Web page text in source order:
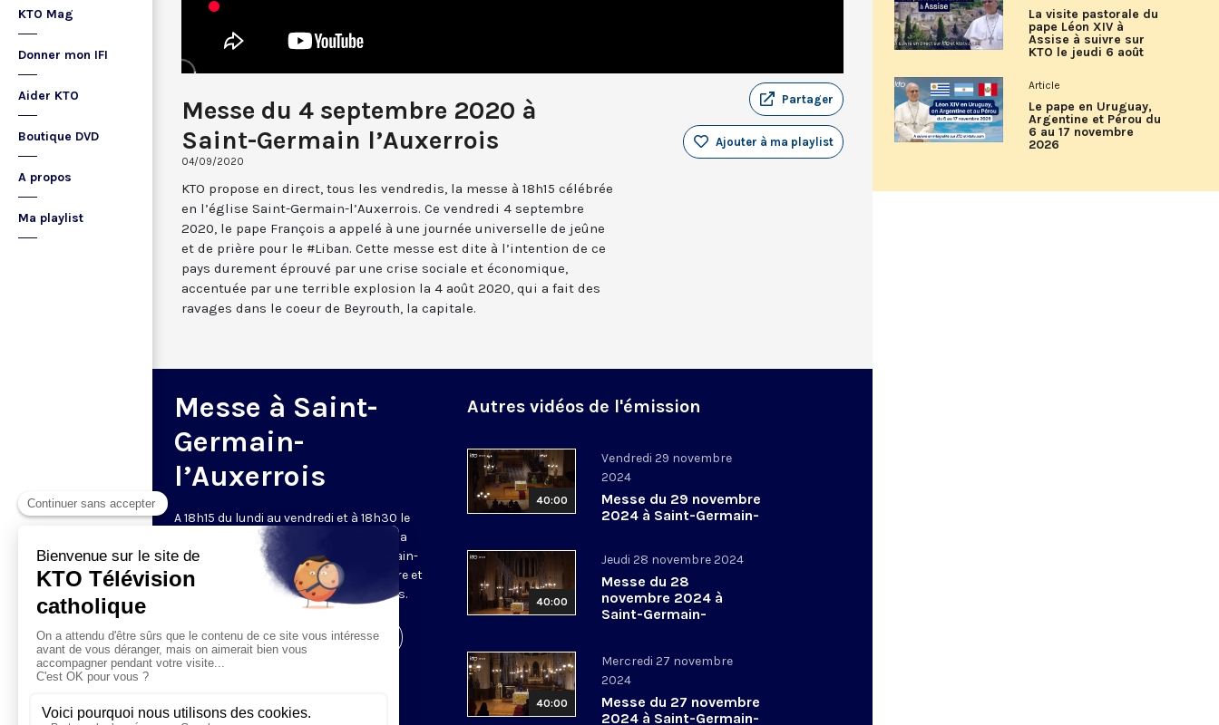
KTO Mag
Donner mon IFI
Aider KTO
Boutique DVD
A propos
Ma playlist
Messe du 4 septembre 2020 à
Saint-Germain l’Auxerrois
04/09/2020
Partager
Ajouter à ma playlist
KTO propose en direct, tous les vendredis, la messe à 18h15 célébrée
en l’église Saint-Germain-l’Auxerrois. Ce vendredi 4 septembre
2020, le pape François a appelé à une journée universelle de jeûne
et de prière pour le #Liban. Cette messe est dite à l’intention de ce
pays durement éprouvé par une crise sociale et économique,
accentuée par une terrible explosion la 4 août 2020, qui a fait des
ravages dans le coeur de Beyrouth, la capitale.
Messe à Saint-
Germain-
l’Auxerrois
A 18h15 du lundi au vendredi et à 18h30 le
samedi et dimanche, KTO retransmet la
messe en direct de l'église Saint-Germain-
l'Auxerrois, grâce au recteur archiprêtre et
aux chapelains de Notre-Dame de Paris.
Visiter la page de l'émission
Autres vidéos de l'émission
40:00
Vendredi 29 novembre
2024
Messe du 29 novembre
2024 à Saint-Germain-
40:00
Jeudi 28 novembre 2024
Messe du 28
novembre 2024 à
Saint-Germain-
40:00
Mercredi 27 novembre
2024
Messe du 27 novembre
2024 à Saint-Germain-
La visite pastorale du
pape Léon XIV à
Assise à suivre sur
KTO le jeudi 6 août
Article
Le pape en Uruguay,
Argentine et Pérou du
6 au 17 novembre
2026